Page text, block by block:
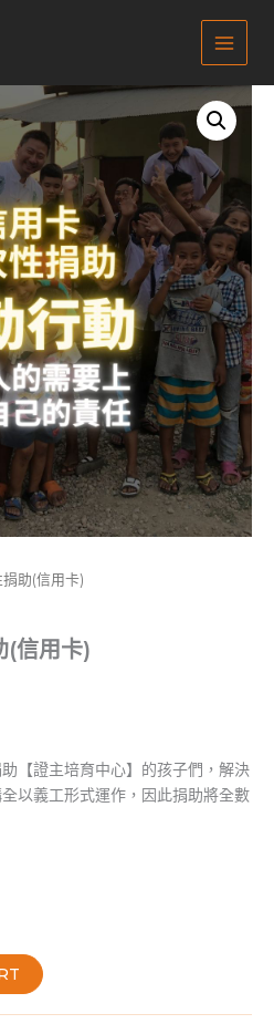
MAIN
助(信用卡)
(信用卡)
【證主培育中心】的孩子們，解決
以義工形式運作，因此捐助將全數